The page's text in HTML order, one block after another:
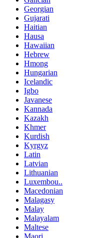
Georgian
Gujarati
Haitian
Hausa
Hawaiian
Hebrew
Hmong
Hungarian
Icelandic
Igbo
Javanese
Kannada
Kazakh
Khmer
Kurdish
Kyrgyz
Latin
Latvian
Lithuanian
Luxembou..
Macedonian
Malagasy
Malay
Malayalam
Maltese
Maori